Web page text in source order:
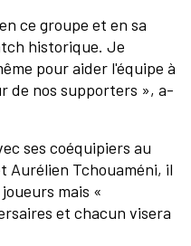
ce groupe et en sa
historique. Je
pour aider l'équipe à
de nos supporters », a-
ses coéquipiers au
Aurélien Tchouaméni, il
mais «
et chacun visera